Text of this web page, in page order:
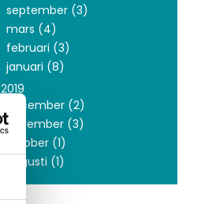
september (3)
mars (4)
februari (3)
januari (8)
2019
december (2)
november (3)
oktober (1)
augusti (1)